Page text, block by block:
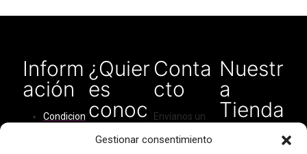
Gestionar consentimiento
Inform
ación
Condicion
¿Quier
es
conoc
ernos?
Conta
cto
Envíanos un
electrónico
Nuestr
a
Tienda
en